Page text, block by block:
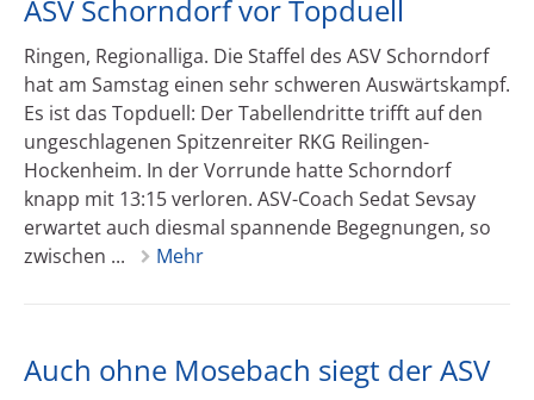
ASV Schorndorf vor Topduell
Ringen, Regionalliga. Die Staffel des ASV Schorndorf
hat am Samstag einen sehr schweren Auswärtskampf.
Es ist das Topduell: Der Tabellendritte trifft auf den
ungeschlagenen Spitzenreiter RKG Reilingen-
Hockenheim. In der Vorrunde hatte Schorndorf
knapp mit 13:15 verloren. ASV-Coach Sedat Sevsay
erwartet auch diesmal spannende Begegnungen, so
zwischen ...
Mehr
Auch ohne Mosebach siegt der ASV